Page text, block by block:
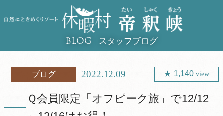
BLOG スタッフブログ
ブログ 2022.12.09 1,140view
Ｑ会員限定「オフピーク旅」で12/12